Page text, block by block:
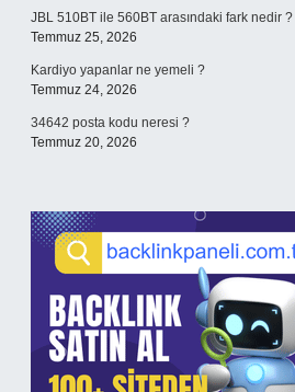
JBL 510BT ile 560BT arasındaki fark nedir ?
Temmuz 25, 2026
Kardiyo yapanlar ne yemeli ?
Temmuz 24, 2026
34642 posta kodu neresi ?
Temmuz 20, 2026